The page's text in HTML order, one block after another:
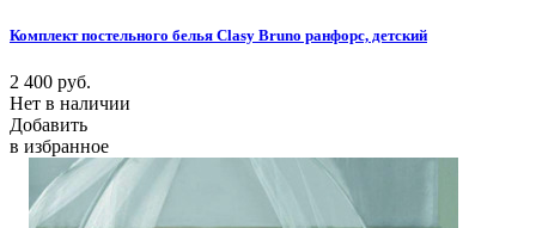
Комплект постельного белья Clasy Bruno ранфорс, детский
2 400 руб.
Нет в наличии
Добавить
в избранное